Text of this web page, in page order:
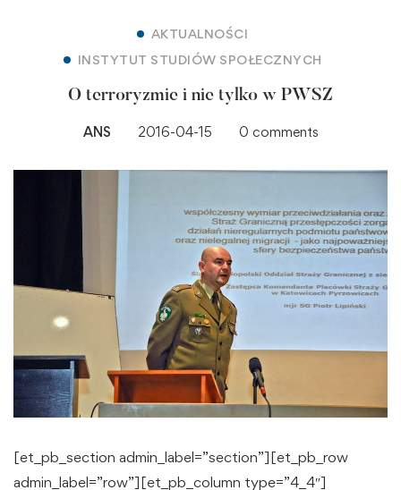
AKTUALNOŚCI
INSTYTUT STUDIÓW SPOŁECZNYCH
O terroryzmie i nie tylko w PWSZ
ANS 2016-04-15 0 comments
[et_pb_section admin_label=”section”][et_pb_row
admin_label=”row”][et_pb_column type=”4_4″]